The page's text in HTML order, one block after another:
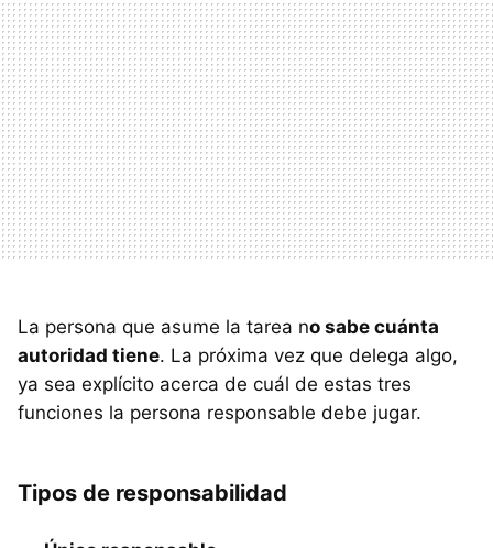
La persona que asume la tarea no sabe cuánta
autoridad tiene. La próxima vez que delega algo,
ya sea explícito acerca de cuál de estas tres
funciones la persona responsable debe jugar.
Tipos de responsabilidad